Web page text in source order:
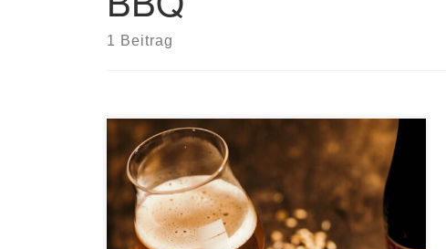
1 Beitrag
Ein Hoffest für alle, die… … Craftbeer probieren,
… ein leckeres BBQ genießen, … Blues & Folk
von „The Bittersweets“ aus MZ hören, … das
Team des Autowerks kennenlernen, … eine
Autowerkstatt von Innen sehen oder … einfach